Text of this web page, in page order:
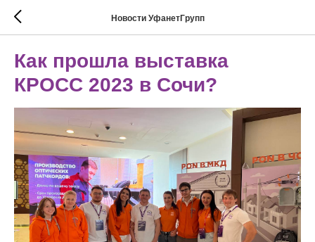
Новости УфанетГрупп
Как прошла выставка
КРОСС 2023 в Сочи?